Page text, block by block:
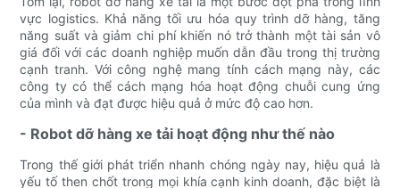
vực logistics. Khả năng tối ưu hóa quy trình dỡ hàng, tăng
năng suất và giảm chi phí khiến nó trở thành một tài sản vô
giá đối với các doanh nghiệp muốn dẫn đầu trong thị trường
cạnh tranh. Với công nghệ mang tính cách mạng này, các
công ty có thể cách mạng hóa hoạt động chuỗi cung ứng
của mình và đạt được hiệu quả ở mức độ cao hơn.
- Robot dỡ hàng xe tải hoạt động như thế nào
Trong thế giới phát triển nhanh chóng ngày nay, hiệu quả là
yếu tố then chốt trong mọi khía cạnh kinh doanh, đặc biệt là